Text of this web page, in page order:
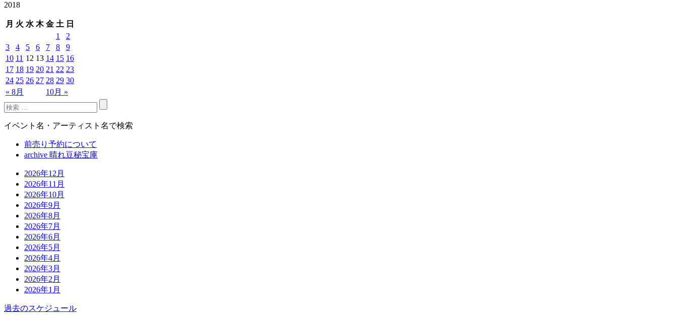
2018
月 火 水 木 金 土 日
« 8月 10月 »
1
2
3
4 5 6 7 8
9
10 11 12 13 14 15 16
17 18 19 20 21 22 23
24 25 26 27 28 29 30
イベント名・アーティスト名で検索
前売り予約について
archive 晴れ豆秘宝庫
2026年12月
2026年11月
2026年10月
2026年9月
2026年8月
2026年7月
2026年6月
2026年5月
2026年4月
2026年3月
2026年2月
2026年1月
過去のスケジュール